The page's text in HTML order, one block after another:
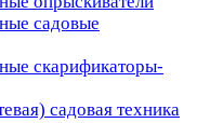
садовые
скарификаторы-
садовая техника